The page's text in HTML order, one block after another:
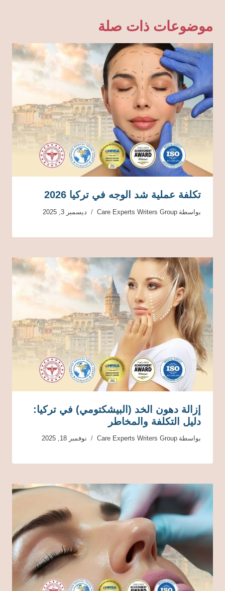
موضوعات ذات صلة
تكلفة عملية شد الوجه في تركيا 2026
بواسطة Care Experts Writers Group ديسمبر 3, 2025
إزالة دهون الخد (البيشكتومي) في تركيا:
دليل التكلفة والمخاطر
بواسطة Care Experts Writers Group نوفمبر 18, 2025